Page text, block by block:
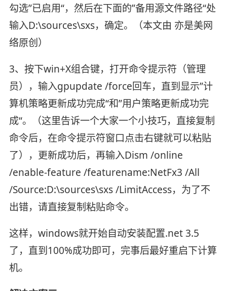
勾选”已启用“，然后在下面的”备用源文件路径“处
输入D:\sources\sxs，确定。（本文由 亦是美网
络原创）
3、按下win+X组合键，打开命令提示符（管理
员），输入gpupdate /force回车，直到显示”计
算机策略更新成功完成“和”用户策略更新成功完
成“。（这里告诉一个大家一个小技巧，直接复制
命令后，在命令提示符窗口点击右键就可以粘贴
了），更新成功后，再输入Dism /online
/enable-feature /featurename:NetFx3 /All
/Source:D:\sources\sxs /LimitAccess，为了不
出错，请直接复制粘贴命令。
这样，windows就开始自动安装配置.net 3.5
了，直到100%成功即可，完事后最好重启下计算
机。